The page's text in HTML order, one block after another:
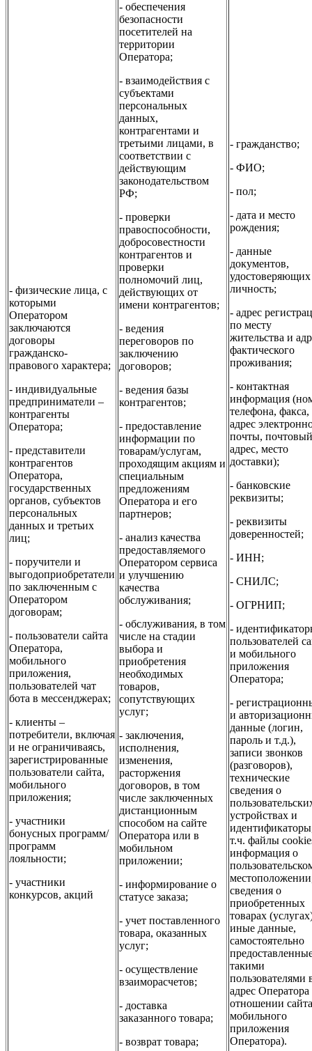
- физические лица, с
которыми
Оператором
заключаются
договоры
гражданско-
правового характера;
- индивидуальные
предприниматели –
контрагенты
Оператора;
- представители
контрагентов
Оператора,
государственных
органов, субъектов
персональных
данных и третьих
лиц;
- поручители и
выгодоприобретатели
по заключенным с
Оператором
договорам;
- пользователи сайта
Оператора,
мобильного
приложения,
пользователей чат
бота в мессенджерах;
- клиенты –
потребители, включая
и не ограничиваясь,
зарегистрированные
пользователи сайта,
мобильного
приложения;
- участники
бонусных программ/
программ
лояльности;
- участники
конкурсов, акций
- обеспечения
безопасности
посетителей на
территории
Оператора;
- взаимодействия с
субъектами
персональных
данных,
контрагентами и
третьими лицами, в
соответствии с
действующим
законодательством
РФ;
- проверки
правоспособности,
добросовестности
контрагентов и
проверки
полномочий лиц,
действующих от
имени контрагентов;
- ведения
переговоров по
заключению
договоров;
- ведения базы
контрагентов;
- предоставление
информации по
товарам/услугам,
проходящим акциям и
специальным
предложениям
Оператора и его
партнеров;
- анализ качества
предоставляемого
Оператором сервиса
и улучшению
качества
обслуживания;
- обслуживания, в том
числе на стадии
выбора и
приобретения
необходимых
товаров,
сопутствующих
услуг;
- заключения,
исполнения,
изменения,
расторжения
договоров, в том
числе заключенных
дистанционным
способом на сайте
Оператора или в
мобильном
приложении;
- информирование о
статусе заказа;
- учет поставленного
товара, оказанных
услуг;
- осуществление
взаиморасчетов;
- доставка
заказанного товара;
- возврат товара;
- гражданство;
- ФИО;
- пол;
- дата и место
рождения;
- данные
документов,
удостоверяющих
личность;
- адрес
по месту
жительства и
фактического
проживания;
- контактная
информация
телефона, факса,
адрес
почты, почтовый
адрес, место
доставки);
- банковские
реквизиты;
- реквизиты
доверенностей;
- ИНН;
- СНИЛС;
- ОГРНИП;
-
пользователей
и мобильного
приложения
Оператора;
-
и
данные (логин,
пароль и т.д.),
записи звонков
(разговоров),
технические
сведения о
устройствах и
т.ч. файлы
информация о
сведения о
приобретенных
товарах
иные данные,
самостоятельно
такими
пользователями
адрес Оператора
отношении
мобильного
приложения
Оператора).